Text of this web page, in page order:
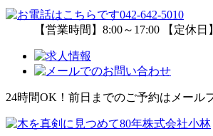
【営業時間】8:00～17:00 【定休
24時間OK！前日までのご予約はメール